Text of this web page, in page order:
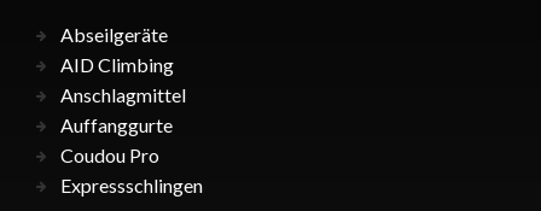
Abseilgeräte
AID Climbing
Anschlagmittel
Auffanggurte
Coudou Pro
Expressschlingen